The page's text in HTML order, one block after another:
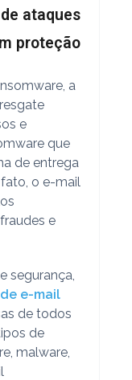
ataques
proteção
a
e
que
de entrega
o e-mail
e
segurança,
e-mail
de todos
de
malware,